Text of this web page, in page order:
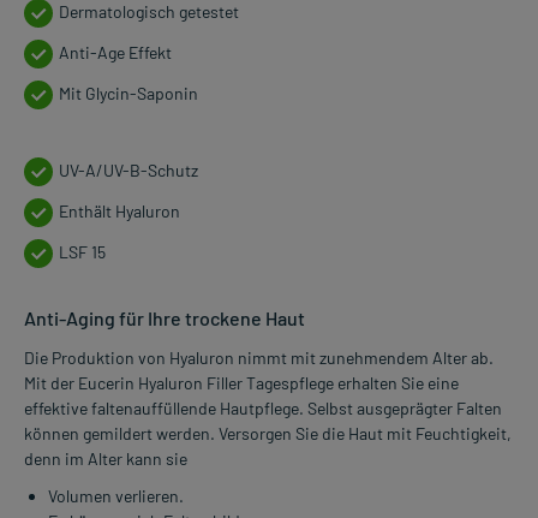
Dermatologisch getestet
Anti-Age Effekt
Mit Glycin-Saponin
UV-A/UV-B-Schutz
Enthält Hyaluron
LSF 15
Anti-Aging für Ihre trockene Haut
Die Produktion von Hyaluron nimmt mit zunehmendem Alter ab.
Mit der Eucerin Hyaluron Filler Tagespflege erhalten Sie eine
effektive faltenauffüllende Hautpflege. Selbst ausgeprägter Falten
können gemildert werden. Versorgen Sie die Haut mit Feuchtigkeit,
denn im Alter kann sie
Volumen verlieren.